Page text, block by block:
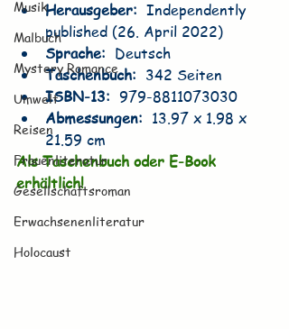
Musik
Malbuch
Mystery Romance
Umwelt
Reisen
Frauenliteratur
Gesellschaftsroman
Erwachsenenliteratur
Holocaust
Herausgeber: ‎ Independently
published (26. April 2022)
Sprache: ‎ Deutsch
Taschenbuch: ‎ 342 Seiten
ISBN-13: ‎ 979-8811073030
Abmessungen: ‎ 13.97 x 1.98 x
21.59 cm
Als Taschenbuch oder E-Book
erhältlich!